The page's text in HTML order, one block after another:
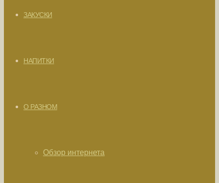
ЗАКУСКИ
НАПИТКИ
О РАЗНОМ
Обзор интернета